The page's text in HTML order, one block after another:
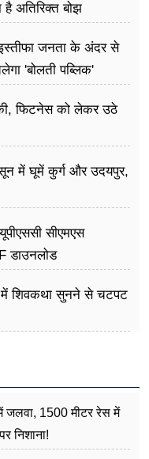
है अ​तिरिक्त बोझ
जनता के अंदर से
'बोलती पब्लिक'
फिटनेस को लेकर उठे
में घूमें कुर्ग और उदयपुर,
सीएमएस
डाउनलोड
शिवकथा सुनने से चटपट
जलवा, 1500 मीटर रेस में
निशाना!